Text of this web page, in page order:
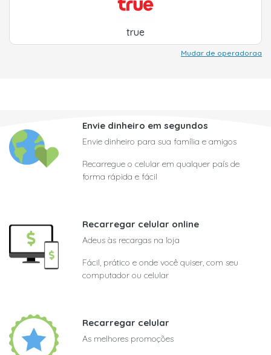
true
Mudar de operadoraa
Envie dinheiro em segundos
Envie dinheiro para sua família e amigos
Recarregue o celular em qualquer país de
forma rápida e fácil
Recarregar celular online
Adeus às recargas na loja
Fácil, prático e onde você quiser, com seu
computador ou celular
Recarregar celular
As melhores promoções